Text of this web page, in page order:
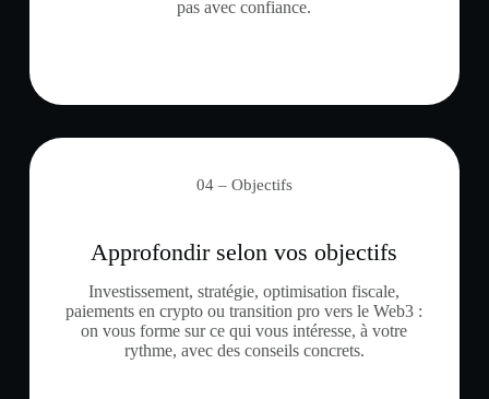
pas avec confiance.
04 – Objectifs
Approfondir selon vos objectifs
Investissement, stratégie, optimisation fiscale,
paiements en crypto ou transition pro vers le Web3 :
on vous forme sur ce qui vous intéresse, à votre
rythme, avec des conseils concrets.